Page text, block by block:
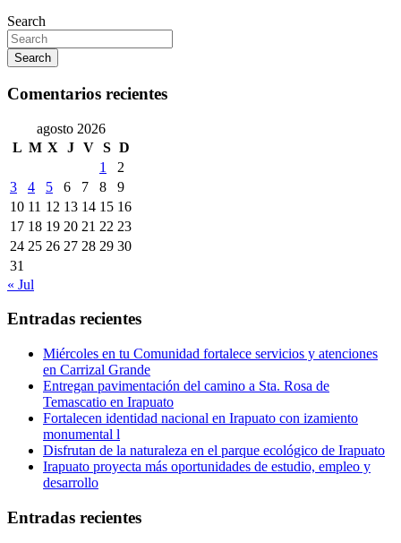
Search
Search
Comentarios recientes
agosto 2026
L M X J V S D
1
2
3
4 5 6 7 8
9
10 11 12 13 14 15 16
17 18 19 20 21 22 23
24 25 26 27 28 29 30
31
« Jul
Entradas recientes
Miércoles en tu Comunidad fortalece servicios y atenciones
en Carrizal Grande
Entregan pavimentación del camino a Sta. Rosa de
Temascatio en Irapuato
Fortalecen identidad nacional en Irapuato con izamiento
monumental l
Disfrutan de la naturaleza en el parque ecológico de Irapuato
Irapuato proyecta más oportunidades de estudio, empleo y
desarrollo
Entradas recientes